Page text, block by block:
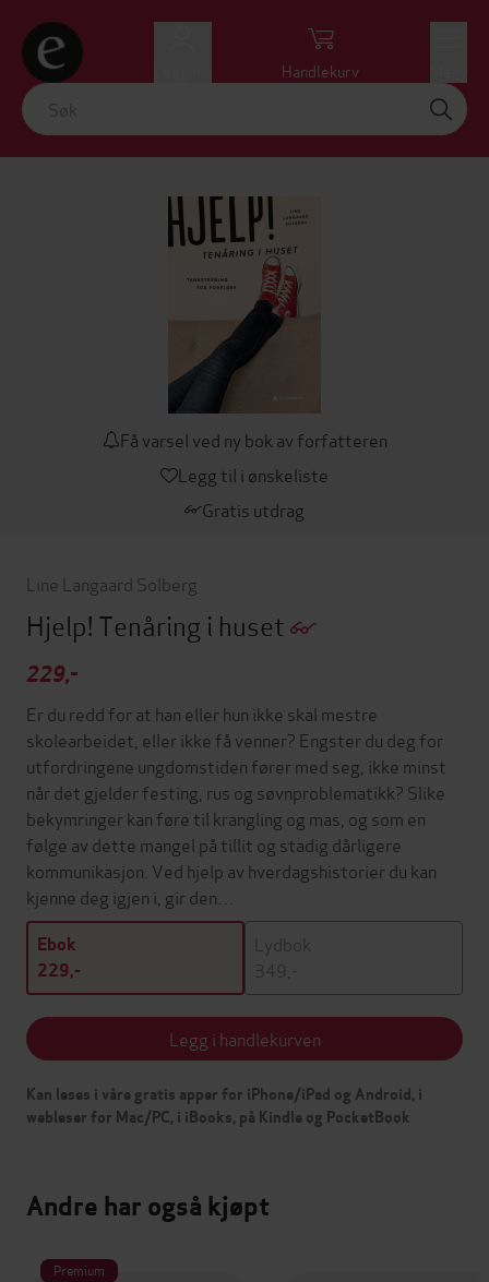
Handlekurv
Få varsel ved ny bok av forfatteren
Legg til i ønskeliste
Gratis utdrag
Line Langaard Solberg
Hjelp! Tenåring i huset
229,-
Er du redd for at han eller hun ikke skal mestre
skolearbeidet, eller ikke få venner? Engster du deg for
utfordringene ungdomstiden fører med seg, ikke minst
når det gjelder festing, rus og søvnproblematikk? Slike
bekymringer kan føre til krangling og mas, og som en
følge av dette mangel på tillit og stadig dårligere
kommunikasjon. Ved hjelp av hverdagshistorier du kan
kjenne deg igjen i, gir den…
Ebok
229,-
Lydbok
349,-
Legg i handlekurven
Kan leses i våre gratis apper for iPhone/iPad og Android, i
webleser for Mac/PC, i iBooks, på Kindle og PocketBook
Andre har også kjøpt
Premium